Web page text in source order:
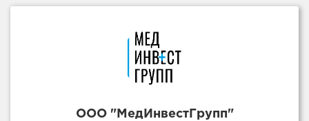
ООО "МедИнвестГрупп"